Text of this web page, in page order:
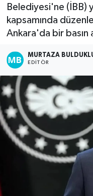
Belediyesi'ne (İBB)
kapsamında
Ankara'da bir basın
MURTAZA
EDITÖR
Magazin